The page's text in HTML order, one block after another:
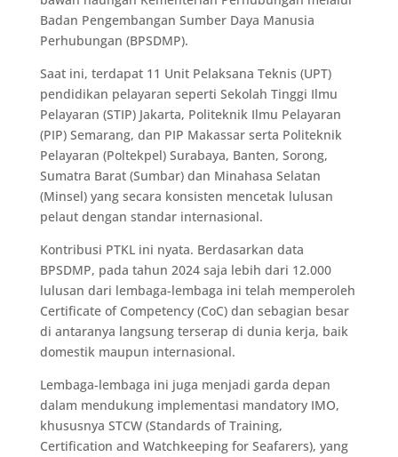
Badan Pengembangan Sumber Daya Manusia
Perhubungan (BPSDMP).
Saat ini, terdapat 11 Unit Pelaksana Teknis (UPT)
pendidikan pelayaran seperti Sekolah Tinggi Ilmu
Pelayaran (STIP) Jakarta, Politeknik Ilmu Pelayaran
(PIP) Semarang, dan PIP Makassar serta Politeknik
Pelayaran (Poltekpel) Surabaya, Banten, Sorong,
Sumatra Barat (Sumbar) dan Minahasa Selatan
(Minsel) yang secara konsisten mencetak lulusan
pelaut dengan standar internasional.
Kontribusi PTKL ini nyata. Berdasarkan data
BPSDMP, pada tahun 2024 saja lebih dari 12.000
lulusan dari lembaga-lembaga ini telah memperoleh
Certificate of Competency (CoC) dan sebagian besar
di antaranya langsung terserap di dunia kerja, baik
domestik maupun internasional.
Lembaga-lembaga ini juga menjadi garda depan
dalam mendukung implementasi mandatory IMO,
khususnya STCW (Standards of Training,
Certification and Watchkeeping for Seafarers), yang